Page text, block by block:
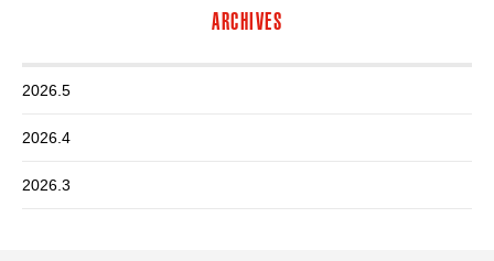
ARCHIVES
2026.5
2026.4
2026.3